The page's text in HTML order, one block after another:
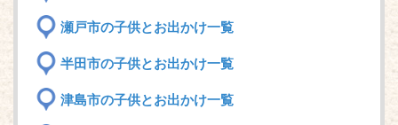
瀬戸市の子供とお出かけ一覧
半田市の子供とお出かけ一覧
津島市の子供とお出かけ一覧